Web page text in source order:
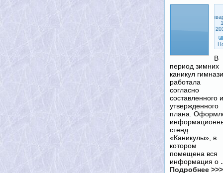
В
период зимних
каникул
работала
согласно
составленного и
утвержденного
плана.
стенд
«Каникулы», в
котором
помещена вся
информация о
Подробнее >>>